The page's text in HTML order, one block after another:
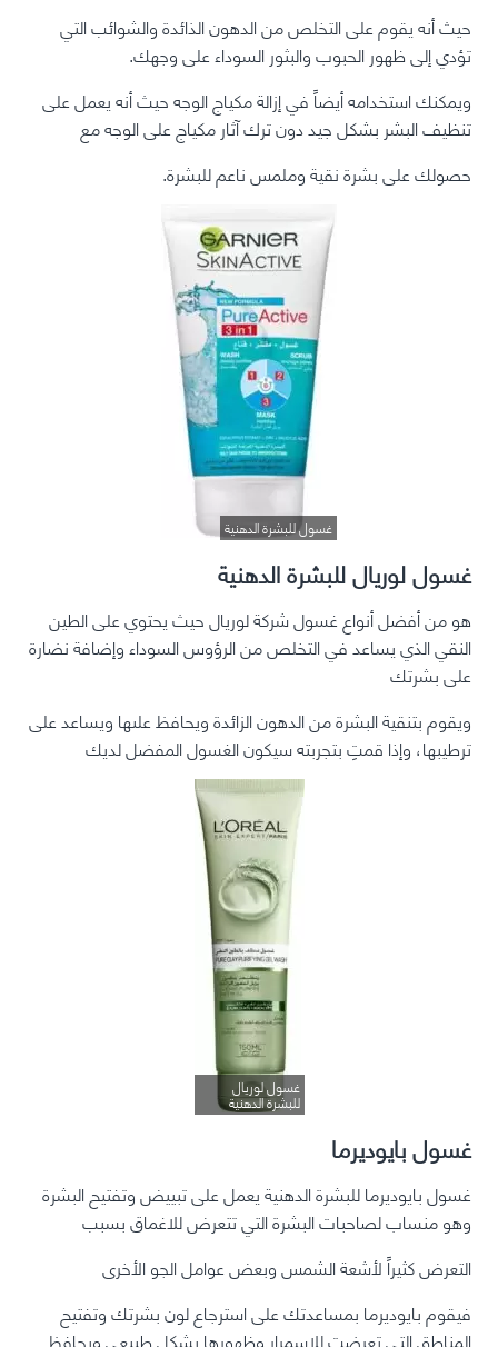
حيث أنه يقوم على التخلص من الدهون الذائدة والشوائب التي
تؤدي إلى ظهور الحبوب والبثور السوداء على وجهك.
ويمكنك استخدامه أيضاً في إزالة مكياج الوجه حيث أنه يعمل على
تنظيف البشر بشكل جيد دون ترك آثار مكياج على الوجه مع
حصولك على بشرة نقية وملمس ناعم للبشرة.
غسول للبشرة الدهنية
غسول لوريال للبشرة الدهنية
هو من أفضل أنواع غسول شركة لوريال حيث يحتوي على الطين
النقي الذي يساعد في التخلص من الرؤوس السوداء وإضافة نضارة
على بشرتك
ويقوم بتنقية البشرة من الدهون الزائدة ويحافظ علىها ويساعد على
ترطيبها، وإذا قمتِ بتجربته سيكون الغسول المفضل لديك
غسول لوريال
للبشرة الدهنية
غسول بايوديرما
غسول بايوديرما للبشرة الدهنية يعمل على تبييض وتفتيح البشرة
وهو منساب لصاحبات البشرة التي تتعرض للاغماق بسبب
التعرض كثيراً لأشعة الشمس وبعض عوامل الجو الأخرى
فيقوم بايوديرما بمساعدتك على استرجاع لون بشرتك وتفتيح